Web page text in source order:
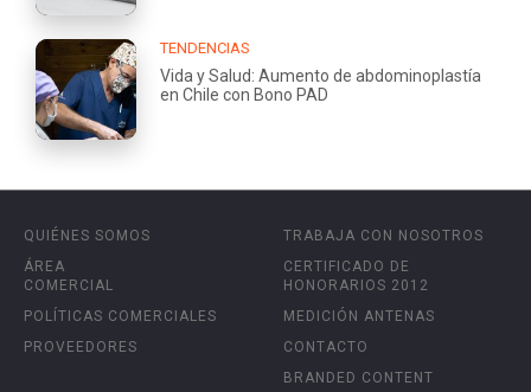
TENDENCIAS
Vida y Salud: Aumento de abdominoplastía
en Chile con Bono PAD
QUIÉNES SOMOS
ÁREA
COMERCIAL
POLÍTICAS COMERCIALES
PROVEEDORES
TRABAJA CON NOSOTROS
CERTIFICADO DE
HONORARIOS 2012
MEDICIÓN ANTENAS
CONTACTO
BRANDED CONTENT